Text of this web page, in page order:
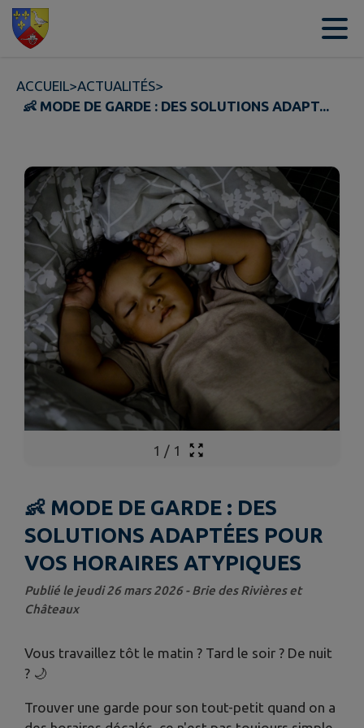
Contenu
ACCUEIL>ACTUALITÉS>
👶 MODE DE GARDE : DES SOLUTIONS ADAPT...
1 / 1
👶 MODE DE GARDE : DES
SOLUTIONS ADAPTÉES POUR
VOS HORAIRES ATYPIQUES
Publié le jeudi 26 mars 2026 - Brie des Rivières et
Châteaux
Vous travaillez tôt le matin ? Tard le soir ? De nuit
? 🌙
Trouver une garde pour son tout-petit quand on a